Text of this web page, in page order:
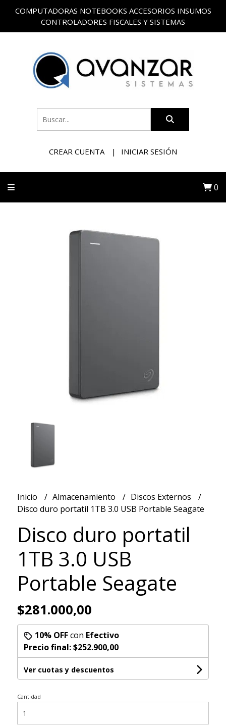
COMPUTADORAS NOTEBOOKS ACCESORIOS INSUMOS
CONTROLADORES FISCALES Y SISTEMAS
CREAR CUENTA INICIAR SESIÓN
0
Inicio Almacenamiento
Discos Externos
Disco duro portatil 1TB 3.0 USB Portable Seagate
Disco duro portatil
1TB 3.0 USB
Portable Seagate
$281.000,00
10% OFFcon Efectivo
Precio final:$252.900,00
Ver cuotas y descuentos
Cantidad